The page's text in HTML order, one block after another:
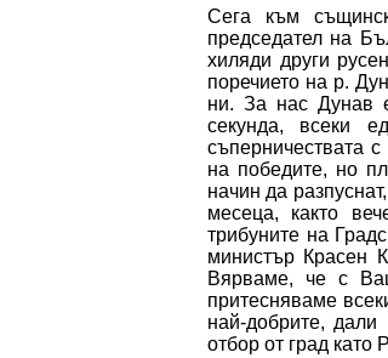
Сега към
председател на
хиляди други
поречието на р.
ни. За нас Дунав
секунда, всеки
съперничествата
на победите, но
начин да
месеца, както
трибуните на
министър Красен
Вярваме, че с
притесняваме
най-добрите,
отбор от град като